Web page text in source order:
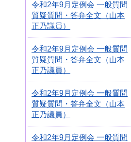
令和2年9月定例会 一般質問
質疑質問・答弁全文（山本
正乃議員）
令和2年9月定例会 一般質問
質疑質問・答弁全文（山本
正乃議員）
令和2年9月定例会 一般質問
質疑質問・答弁全文（山本
正乃議員）
令和2年9月定例会 一般質問